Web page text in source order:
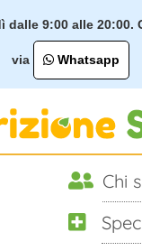
dalle 9:00 alle 20:00.
via Whatsapp
Chi